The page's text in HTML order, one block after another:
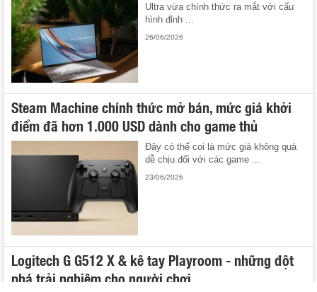
Ultra vừa chính thức ra mắt với cấu
hình đỉnh ...
26/06/2026
Steam Machine chính thức mở bán, mức giá khởi
điểm đã hơn 1.000 USD dành cho game thủ
Đây có thể coi là mức giá không quá
dễ chịu đối với các game ...
23/06/2026
Logitech G G512 X & kê tay Playroom - những đột
phá trải nghiệm cho người chơi